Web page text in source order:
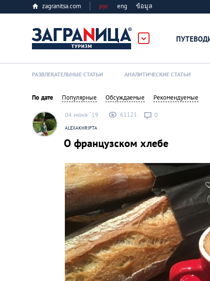
zagranitsa.com рус eng ข้อมูล
Алматы
Астана
Афины
Киев
Лондон
Лос-Анджелес
РАЗВЛЕКАТЕЛЬНЫЕ СТАТЬИ АНАЛИТИЧЕСКИЕ СТАТЬИ
По дате Популярные Обсуждаемые Рекомендуемые
ALEXAKHRIPTA
04 июня `19 61121 0
О французском хлебе